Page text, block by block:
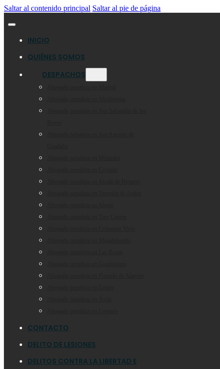
Saltar al contenido principal Saltar al pie de página
INICIO
QUIÉNES SOMOS
DESPACHOS
CONTACTO
DELITO DE LESIONES
DELITOS CONTRA LA LIBERTAD E